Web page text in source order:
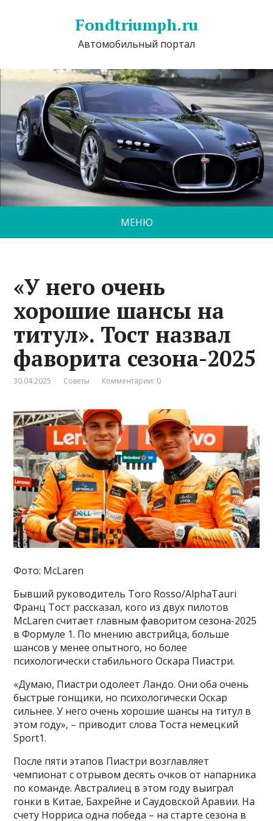
Fondtriumph.ru
Автомобильный портал
МЕНЮ
«У него очень
хорошие шансы на
титул». Тост назвал
фаворита сезона-2025
30.04.2025 Советы Комментарии: 0
Фото: McLaren
Бывший руководитель Toro Rosso/AlphaTauri
Франц Тост рассказал, кого из двух пилотов
McLaren считает главным фаворитом сезона-2025
в Формуле 1. По мнению австрийца, больше
шансов у менее опытного, но более
психологически стабильного Оскара Пиастри.
«Думаю, Пиастри одолеет Ландо. Они оба очень
быстрые гонщики, но психологически Оскар
сильнее. У него очень хорошие шансы на титул в
этом году», – приводит слова Тоста немецкий
Sport1.
После пяти этапов Пиастри возглавляет
чемпионат с отрывом десять очков от напарника
по команде. Австралиец в этом году выиграл
гонки в Китае, Бахрейне и Саудовской Аравии. На
счету Норриса одна победа – на старте сезона в